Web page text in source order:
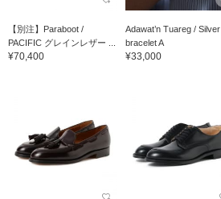
【別注】Paraboot /
PACIFIC グレインレザー ...
¥70,400
Adawat’n Tuareg / Silver
bracelet A
¥33,000